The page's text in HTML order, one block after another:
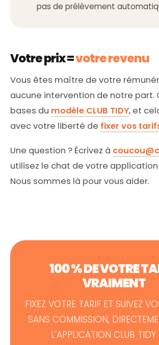
pas de prélèvement
Votre prix =votre revenu
Vous êtes maître de votre
aucune intervention de notre part.
bases du modèle CLUB TIDY, et
avec votre liberté de fixer vos
Une question ? Écrivez à
utilisez le chat de votre application
Nous sommes là pour vous aider.
100 % DE VOTRE
VRAIMENT
FIXEZ VOTRE TARIF ET SUIVEZ
SANS COMMISSION,
L'APPLICATION CLUB TIDY